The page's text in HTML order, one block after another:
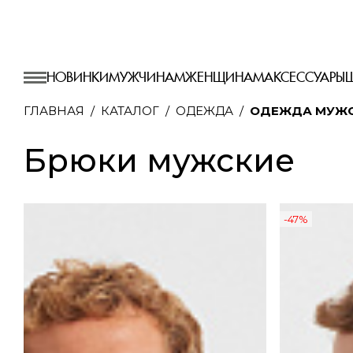
НОВИНКИМУЖЧИНАМЖЕНЩИНАМАКСЕССУАРЫ
ГЛАВНАЯ КАТАЛОГ ОДЕЖДА ОДЕЖДА
Брюки мужские
-47%